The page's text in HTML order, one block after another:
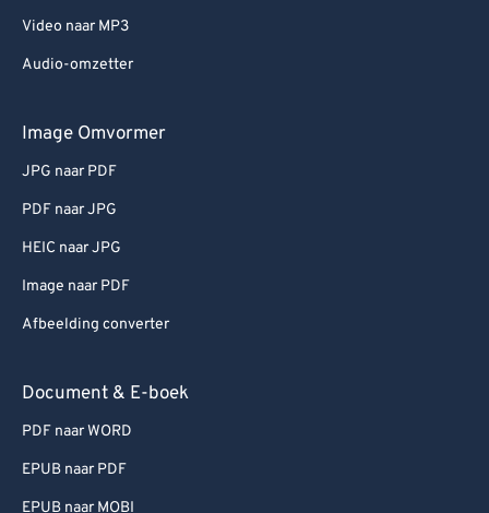
Video naar MP3
Audio-omzetter
Image Omvormer
JPG naar PDF
PDF naar JPG
HEIC naar JPG
Image naar PDF
Afbeelding converter
Document & E-boek
PDF naar WORD
EPUB naar PDF
EPUB naar MOBI